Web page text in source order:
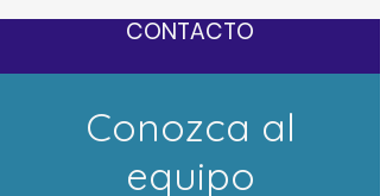
CONTACTO
Conozca al
equipo